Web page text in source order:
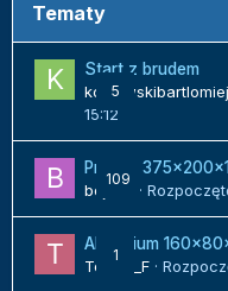
Tematy
5
Start z brudem
15:12
109
Projekt
bojack
·
1
Akwarium
Tomek_F ·